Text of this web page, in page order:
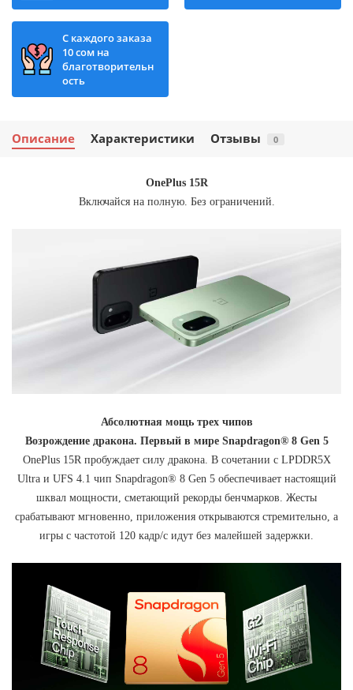
С каждого заказа
10 сом на
благотворительн
ость
Описание Характеристики Отзывы 0
OnePlus 15R
Включайся на полную. Без ограничений.
Абсолютная мощь трех чипов
Возрождение дракона. Первый в мире Snapdragon® 8 Gen 5
OnePlus 15R пробуждает силу дракона. В сочетании с LPDDR5X
Ultra и UFS 4.1 чип Snapdragon® 8 Gen 5 обеспечивает настоящий
шквал мощности, сметающий рекорды бенчмарков. Жесты
срабатывают мгновенно, приложения открываются стремительно, а
игры с частотой 120 кадр/с идут без малейшей задержки.